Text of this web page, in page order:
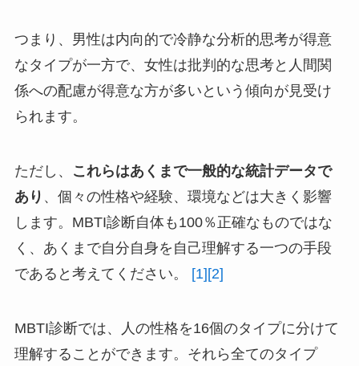
つまり、男性は内向的で冷静な分析的思考が得意
なタイプが一方で、女性は批判的な思考と人間関
係への配慮が得意な方が多いという傾向が見受け
られます。
ただし、
これらはあくまで一般的な統計データで
あり 、個々の性格や経験、環境などは大きく影響
します。MBTI診断自体も100％正確なものではな
く、あくまで自分自身を自己理解する一つの手段
であると考えてください。
[1] [2]
MBTI診断では、人の性格を16個のタイプに分けて
理解することができます。それら全てのタイプ